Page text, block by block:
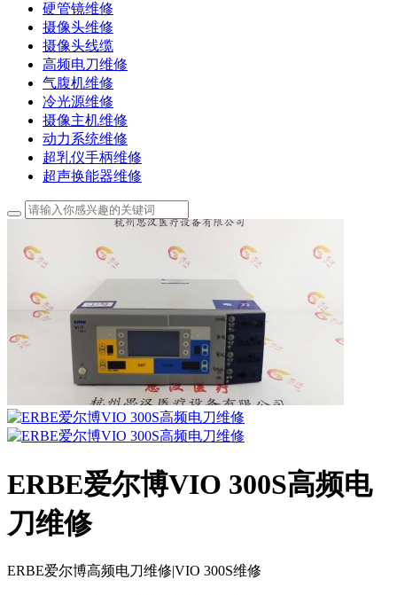
硬管镜维修
摄像头维修
摄像头线缆
高频电刀维修
气腹机维修
冷光源维修
摄像主机维修
动力系统维修
超乳仪手柄维修
超声换能器维修
ERBE爱尔博VIO 300S高频电
刀维修
ERBE爱尔博高频电刀维修|VIO 300S维修